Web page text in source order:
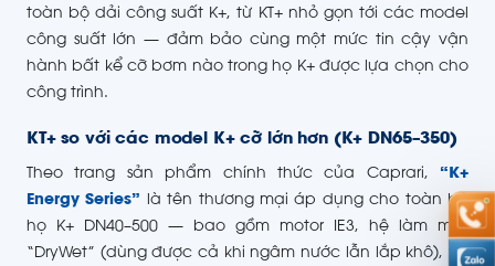
toàn bộ dải công suất K+, từ KT+ nhỏ gọn tới các model
công suất lớn — đảm bảo cùng một mức tin cậy vận
hành bất kể cỡ bơm nào trong họ K+ được lựa chọn cho
công trình.
KT+ so với các model K+ cỡ lớn hơn (K+ DN65–350)
Theo trang sản phẩm chính thức của Caprari, “K+
Energy Series” là tên thương mại áp dụng cho toàn bộ
họ K+ DN40–500 — bao gồm motor IE3, hệ làm mát
“DryWet” (dùng được cả khi ngâm nước lẫn lắp khô), và